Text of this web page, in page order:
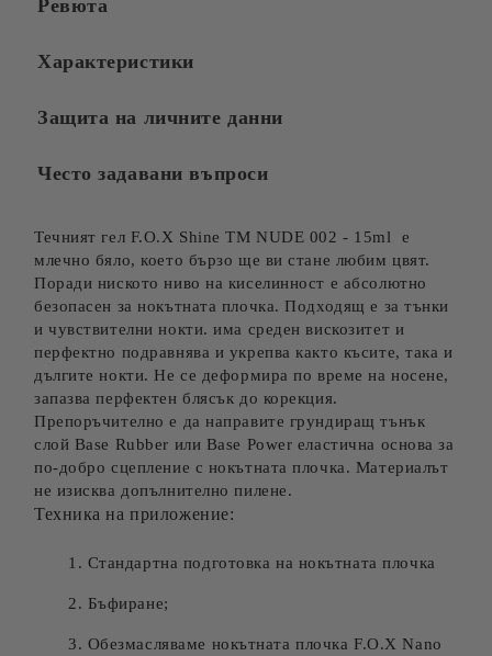
Ревюта
Характеристики
Защита на личните данни
Често задавани въпроси
Течният гел F.O.X Shine TM NUDE 002 - 15ml е
млечно бяло, което бързо ще ви стане любим цвят.
Поради ниското ниво на киселинност е абсолютно
безопасен за нокътната плочка. Подходящ е за тънки
и чувствителни нокти. има среден вискозитет и
перфектно подравнява и укрепва както късите, така и
дългите нокти. Не се деформира по време на носене,
запазва перфектен блясък до корекция.
Препоръчително е да направите грундиращ тънък
слой Base Rubber или Base Power еластична основа за
по-добро сцепление с нокътната плочка. Материалът
не изисква допълнително пилене.
Техника на приложение:
Стандартна подготовка на нокътната плочка
Бъфиране;
Обезмасляваме нокътната плочка F.O.X Nano